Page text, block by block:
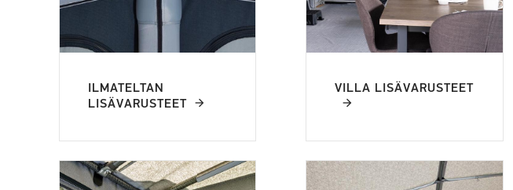
ILMATELTAN
LISÄVARUSTEET
VILLA LISÄVARUSTEET